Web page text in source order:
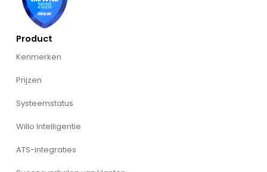
Product
Kenmerken
Prijzen
Systeemstatus
Willo Intelligentie
ATS-integraties